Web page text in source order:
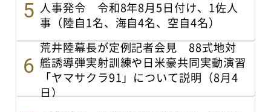
人事発令 令和8年8月5日付け、1佐人
事（陸自1名、海自4名、空自4名）
荒井陸幕長が定例記者会見 88式地対
艦誘導弾実射訓練や日米豪共同実動演習
「ヤマサクラ91」について説明（8月4
日）